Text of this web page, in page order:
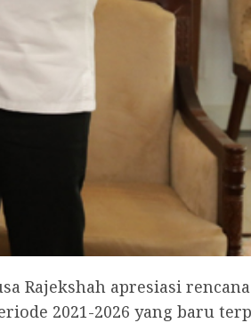
Rajekshah apresiasi
2021-2026 yang baru